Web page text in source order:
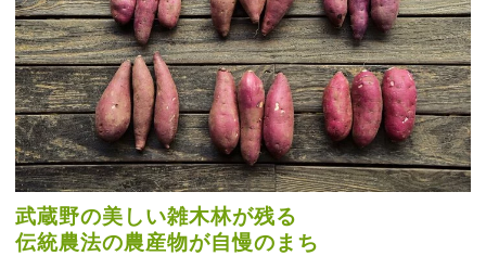
武蔵野の美しい雑木林が残る
伝統農法の農産物が自慢のまち